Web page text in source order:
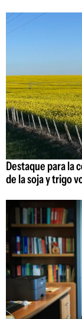
Destaque para la
de la soja y trigo